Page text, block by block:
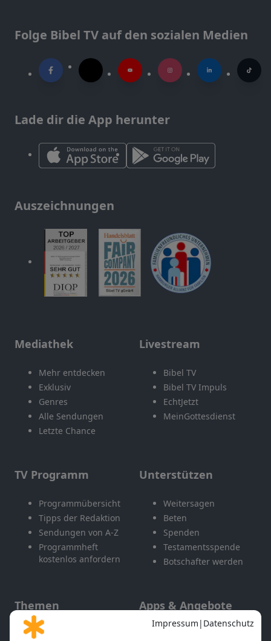
Folge Bibel TV auf den sozialen Medien
Lade dir die App herunter
Auszeichnungen
Mediathek
Mehr entdecken
Exklusiv
Genres
Alle Sendungen
Letzte Chance
Livestream
Bibel TV
Bibel TV Impuls
EchtJetzt
MeinGottesdienst
TV Programm
Programmübersicht
Tipps der Redaktion
Sendungen von A-Z
Programmheft
kostenlos anfordern
Unterstützen
Weitersagen
Beten
Spenden
Testamentsspende
Botschafter werden
Themen
Gott und Bibel erklärt
Apps & Angebote